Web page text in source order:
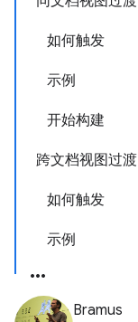
如何触发
示例
开始构建
跨文档视图过渡
如何触发
示例
Bramus